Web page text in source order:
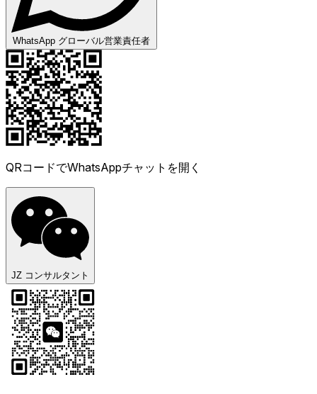
WhatsApp グローバル営業責任者
QRコードでWhatsAppチャットを開く
JZ コンサルタント